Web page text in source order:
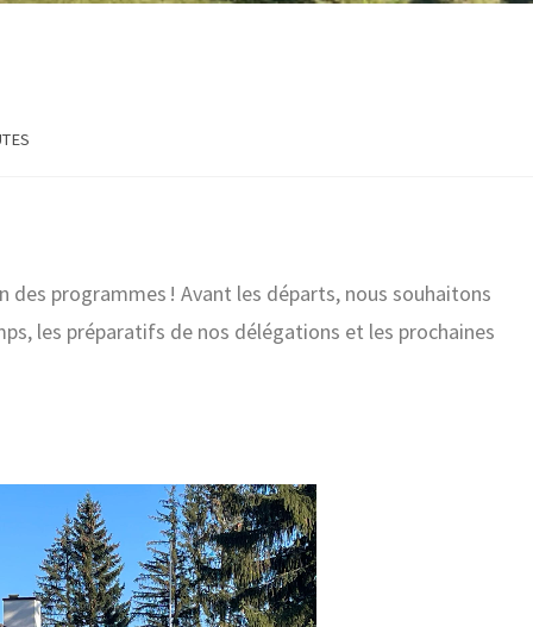
des programmes ! Avant les départs, nous souhaitons
les préparatifs de nos délégations et les prochaines